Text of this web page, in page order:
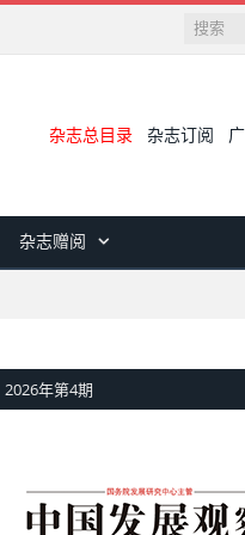
杂志总目录 杂志订阅
杂志赠阅
2026年第4期